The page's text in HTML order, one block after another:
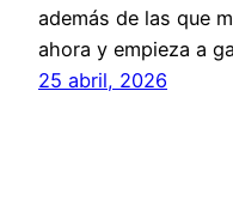
además de las que
ahora y empieza a
25 abril, 2026